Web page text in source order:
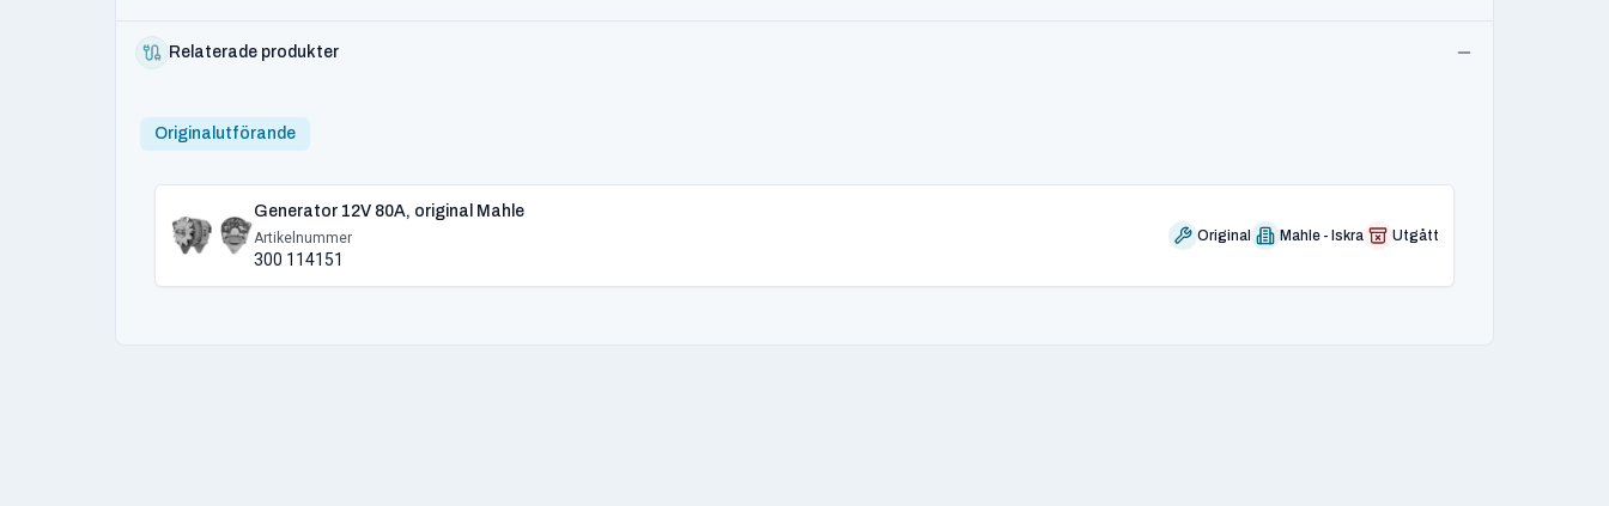
Relaterade produkter
Originalutförande
Generator 12V 80A, original Mahle
Artikelnummer
300 114151
Original Mahle - Iskra Utgått